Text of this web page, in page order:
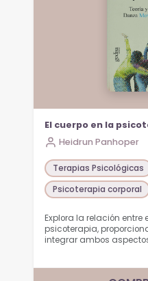
El cuerpo en la
Heidrun Panhoper
Terapias Psicológicas
Psicoterapia corporal
Explora la relación entre
psicoterapia,
integrar ambos